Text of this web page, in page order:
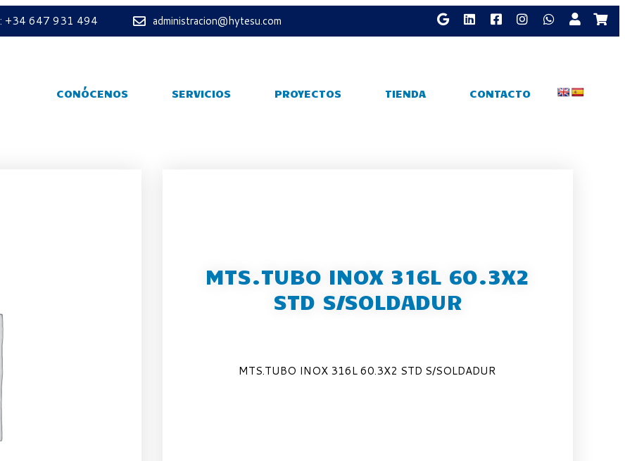
+34 647 931 494 administracion@hytesu.com
CONÓCENOS SERVICIOS PROYECTOS TIENDA CONTACTO
MTS.TUBO INOX 316L 60.3X2
STD S/SOLDADUR
MTS.TUBO INOX 316L 60.3X2 STD S/SOLDADUR